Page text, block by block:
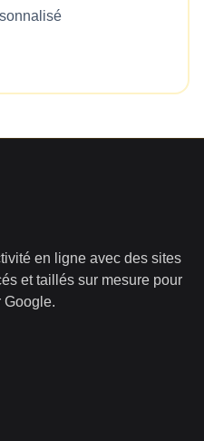
en ligne avec des sites
et taillés sur mesure pour
Google.